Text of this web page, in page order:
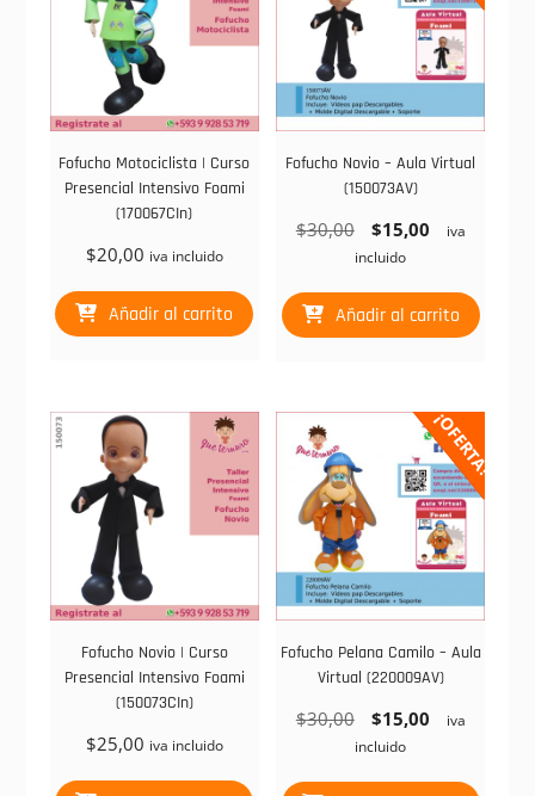
Fofucho Motociclista | Curso
Presencial Intensivo Foami
(170067CIn)
$20,00 iva incluido
Añadir al carrito
Fofucho Novio – Aula Virtual
(150073AV)
$30,00
El
precio
era:
$30,00.
$15,00
El
es:
$15,00.
iva
incluido
Añadir al carrito
Fofucho Novio | Curso
Presencial Intensivo Foami
(150073CIn)
$25,00 iva incluido
¡OFERTA!
Fofucho Pelana Camilo – Aula
Virtual (220009AV)
$30,00
El
precio
$15,00
El
iva
incluido